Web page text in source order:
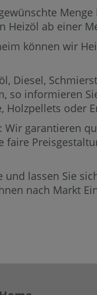
Heizöl ab einer
können wir
Diesel,
so informieren
Holzpellets oder
garantieren
faire
und lassen Sie
nach Markt